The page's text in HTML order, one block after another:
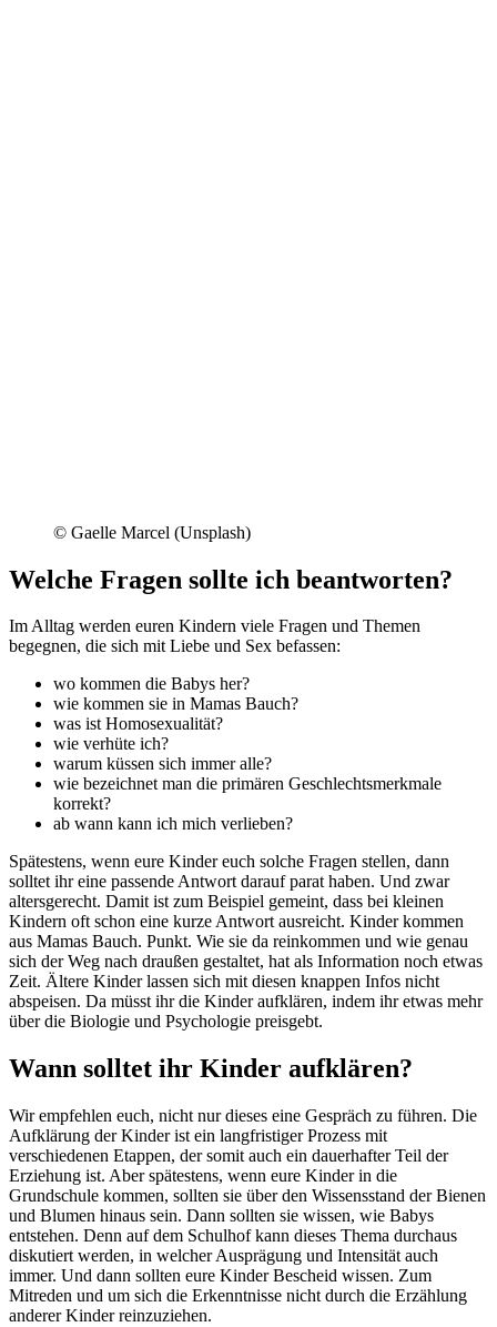
© Gaelle Marcel (Unsplash)
Welche Fragen sollte ich beantworten?
Im Alltag werden euren Kindern viele Fragen und Themen
begegnen, die sich mit Liebe und Sex befassen:
wo kommen die Babys her?
wie kommen sie in Mamas Bauch?
was ist Homosexualität?
wie verhüte ich?
warum küssen sich immer alle?
wie bezeichnet man die primären Geschlechtsmerkmale
korrekt?
ab wann kann ich mich verlieben?
Spätestens, wenn eure Kinder euch solche Fragen stellen, dann
solltet ihr eine passende Antwort darauf parat haben. Und zwar
altersgerecht. Damit ist zum Beispiel gemeint, dass bei kleinen
Kindern oft schon eine kurze Antwort ausreicht. Kinder kommen
aus Mamas Bauch. Punkt. Wie sie da reinkommen und wie genau
sich der Weg nach draußen gestaltet, hat als Information noch etwas
Zeit. Ältere Kinder lassen sich mit diesen knappen Infos nicht
abspeisen. Da müsst ihr die Kinder aufklären, indem ihr etwas mehr
über die Biologie und Psychologie preisgebt.
Wann solltet ihr Kinder aufklären?
Wir empfehlen euch, nicht nur dieses eine Gespräch zu führen. Die
Aufklärung der Kinder ist ein langfristiger Prozess mit
verschiedenen Etappen, der somit auch ein dauerhafter Teil der
Erziehung ist. Aber spätestens, wenn eure Kinder in die
Grundschule kommen, sollten sie über den Wissensstand der Bienen
und Blumen hinaus sein. Dann sollten sie wissen, wie Babys
entstehen. Denn auf dem Schulhof kann dieses Thema durchaus
diskutiert werden, in welcher Ausprägung und Intensität auch
immer. Und dann sollten eure Kinder Bescheid wissen. Zum
Mitreden und um sich die Erkenntnisse nicht durch die Erzählung
anderer Kinder reinzuziehen.